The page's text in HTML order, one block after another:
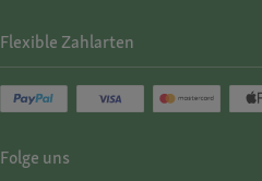
Flexible Zahlarten
Folge uns